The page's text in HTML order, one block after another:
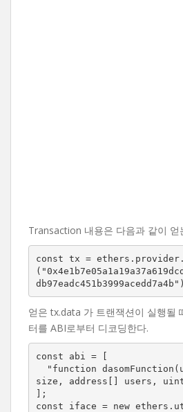
Transaction 내용은 다음과 같이 얻
const tx =
db97eadc451b3999acedd7a4b")
얻은 tx.data 가 트랜잭션이 실행될
터를 ABI로부터 디코딩한다.
const abi = [
size, address[] users,
];
const iface = new